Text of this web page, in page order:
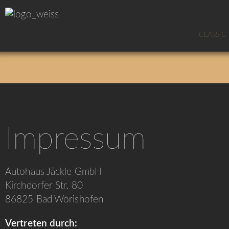
CLASSIC
Impressum
Autohaus Jäckle GmbH
Kirchdorfer Str. 80
86825 Bad Wörishofen
Vertreten durch: